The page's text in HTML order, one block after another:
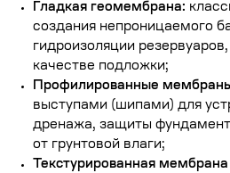
Гладкая геомембрана:
создания непроницаемого
гидроизоляции
качестве подложки;
Профилированные
выступами (шипами) для
дренажа, защиты
от грунтовой влаги;
Текстурированная